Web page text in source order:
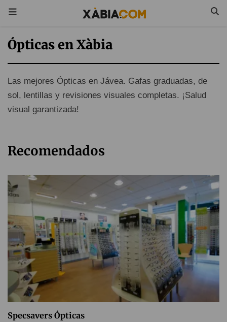
Ópticas en Xàbia
Las mejores Ópticas en Jávea. Gafas graduadas, de
sol, lentillas y revisiones visuales completas. ¡Salud
visual garantizada!
Recomendados
Specsavers Ópticas